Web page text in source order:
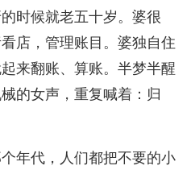
时候就老五十岁。婆很
店，管理账目。婆独自住
来翻账、算账。半梦半醒
的女声，重复喊着：归
年代，人们都把不要的小